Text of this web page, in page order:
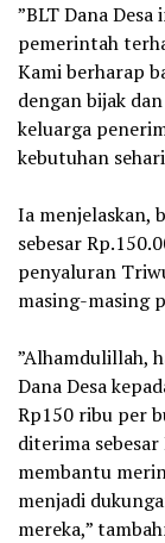
‎”BLT Dana
pemerintah
Kami berharap
dengan bijak
keluarga
kebutuhan
‎Ia menjelaskan,
sebesar
penyaluran
masing-masing
‎”Alhamdulillah,
Dana Desa
Rp150 ribu per
diterima
membantu
menjadi
mereka,”